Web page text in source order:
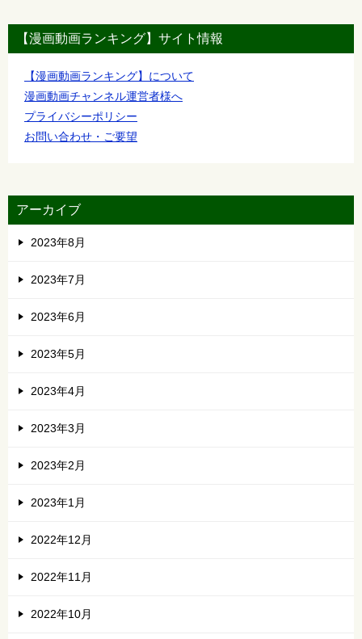
【漫画動画ランキング】サイト情報
【漫画動画ランキング】について
漫画動画チャンネル運営者様へ
プライバシーポリシー
お問い合わせ・ご要望
アーカイブ
2023年8月
2023年7月
2023年6月
2023年5月
2023年4月
2023年3月
2023年2月
2023年1月
2022年12月
2022年11月
2022年10月